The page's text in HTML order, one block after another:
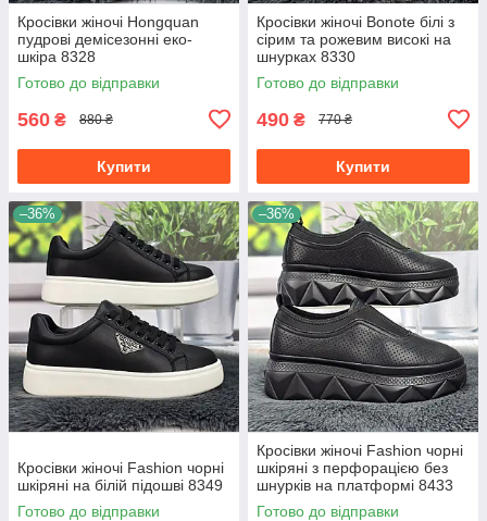
Кросівки жіночі Hongquan
пудрові демісезонні еко-
шкіра 8328
Готово до відправки
560 ₴ 880 ₴
Купити
Кросівки жіночі Bonote білі з
сірим та рожевим високі на
шнурках 8330
Готово до відправки
490 ₴ 770 ₴
Купити
–36%
Кросівки жіночі Fashion чорні
шкіряні на білій підошві 8349
Готово до відправки
–36%
Кросівки жіночі Fashion чорні
шкіряні з перфорацією без
шнурків на платформі 8433
Готово до відправки